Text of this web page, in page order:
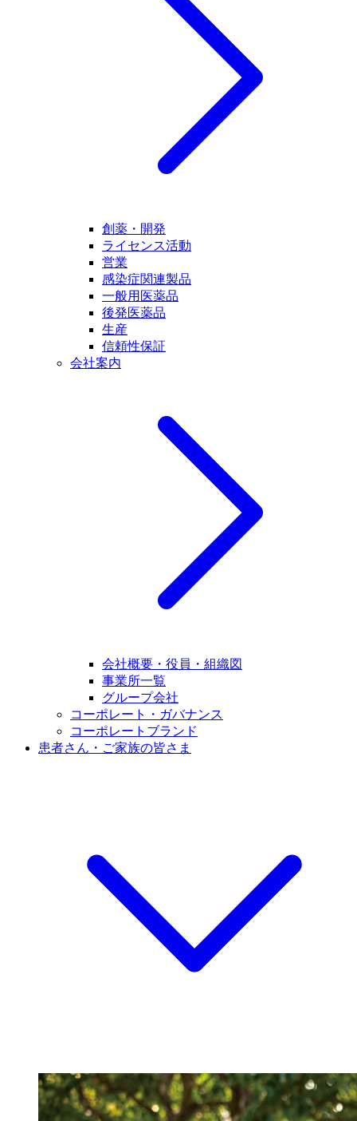
創薬・開発
ライセンス活動
営業
感染症関連製品
一般用医薬品
後発医薬品
生産
信頼性保証
会社案内
会社概要・役員・組織図
事業所一覧
グループ会社
コーポレート・ガバナンス
コーポレートブランド
患者さん・ご家族の皆さま